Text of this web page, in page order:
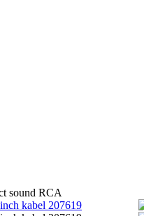
sound RCA